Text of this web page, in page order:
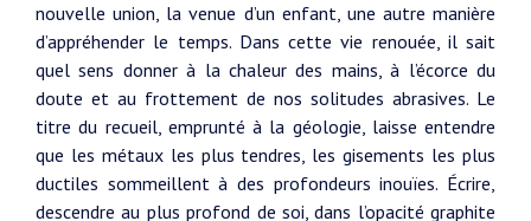
nouvelle union, la venue d’un enfant, une autre manière
d’appréhender le temps. Dans cette vie renouée, il sait
quel sens donner à la chaleur des mains, à l’écorce du
doute et au frottement de nos solitudes abrasives. Le
titre du recueil, emprunté à la géologie, laisse entendre
que les métaux les plus tendres, les gisements les plus
ductiles sommeillent à des profondeurs inouïes. Écrire,
descendre au plus profond de soi, dans l’opacité graphite